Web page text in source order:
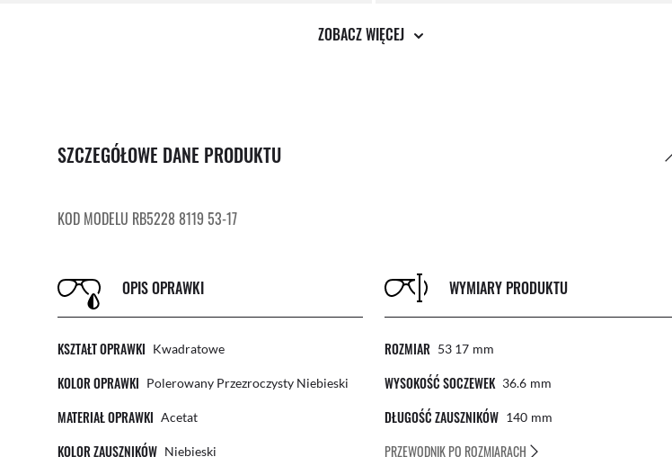
ZOBACZ WIĘCEJ
SZCZEGÓŁOWE DANE PRODUKTU
KOD MODELU RB5228 8119 53-17
OPIS OPRAWKI
KSZTAŁT OPRAWKI Kwadratowe
KOLOR OPRAWKI Polerowany Przezroczysty Niebieski
MATERIAŁ OPRAWKI Acetat
KOLOR ZAUSZNIKÓW Niebieski
WYMIARY PRODUKTU
ROZMIAR 53 17 Mm
WYSOKOŚĆ SOCZEWEK 36.6 Mm
DŁUGOŚĆ ZAUSZNIKÓW 140 Mm
PRZEWODNIK PO ROZMIARACH